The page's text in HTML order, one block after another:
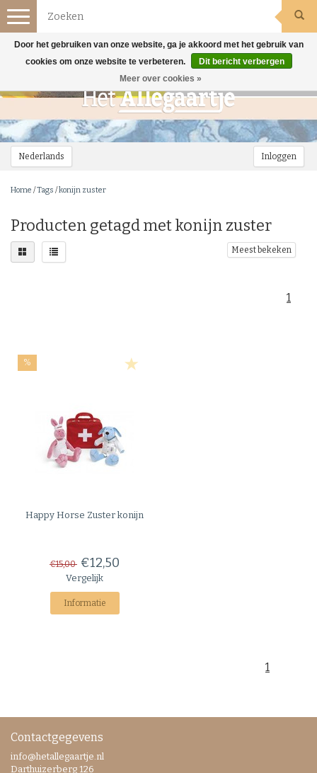
Nederlands Inloggen
Toggle
navigation
Home /Tags /konijn zuster
Producten getagd met konijn zuster
Meest bekeken
1
%
Happy Horse Zuster konijn
€15,00 €12,50
Vergelijk
Informatie
1
Contactgegevens
info@hetallegaartje.nl
Darthuizerberg 126
Door het gebruiken van onze website, ga je akkoord met het gebruik van
cookies om onze website te verbeteren.
Dit bericht verbergen
Meer over cookies »